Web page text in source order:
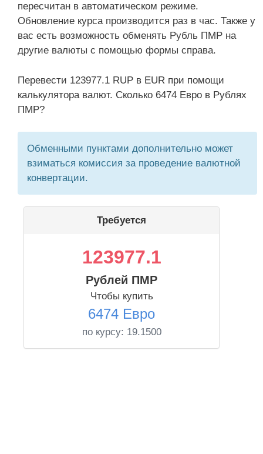
пересчитан в автоматическом режиме.
Обновление курса производится раз в час. Также у
вас есть возможность обменять Рубль ПМР на
другие валюты с помощью формы справа.
Перевести 123977.1 RUP в EUR при помощи
калькулятора валют. Сколько 6474 Евро в Рублях
ПМР?
Обменными пунктами дополнительно может
взиматься комиссия за проведение валютной
конвертации.
Требуется
123977.1
Рублей ПМР
Чтобы купить
6474 Евро
по курсу: 19.1500